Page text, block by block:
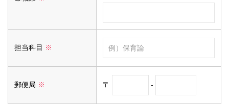
担当科目 ※
郵便局 ※ 〒 -